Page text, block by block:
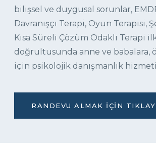
bilişsel ve duygusal sorunlar,
Davranışçı Terapi, Oyun Terapisi,
Kısa Süreli Çözüm Odaklı Terapi
doğrultusunda anne ve babalara,
için psikolojik danışmanlık
RANDEVU ALMAK İÇIN